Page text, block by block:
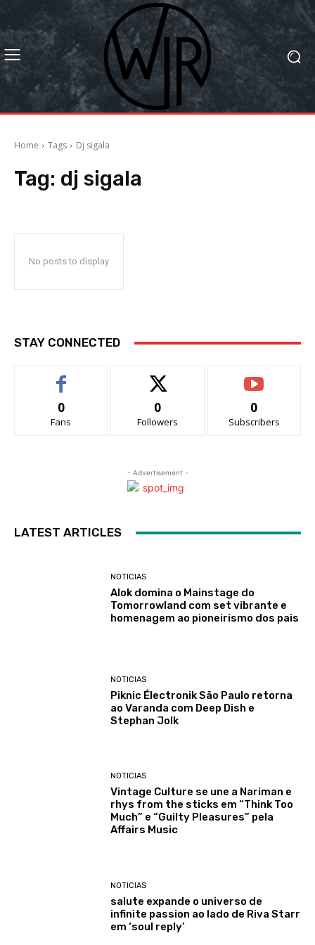
Home Tags Dj sigala
Tag: dj sigala
No posts to display
STAY CONNECTED
0
Fans
0
Followers
0
Subscribers
- Advertisement -
LATEST ARTICLES
NOTICIAS
Alok domina o Mainstage do
Tomorrowland com set vibrante e
homenagem ao pioneirismo dos pais
NOTICIAS
Piknic Électronik São Paulo retorna
ao Varanda com Deep Dish e
Stephan Jolk
NOTICIAS
Vintage Culture se une a Nariman e
rhys from the sticks em “Think Too
Much” e “Guilty Pleasures” pela
Affairs Music
NOTICIAS
salute expande o universo de
infinite passion ao lado de Riva Starr
em ‘soul reply’